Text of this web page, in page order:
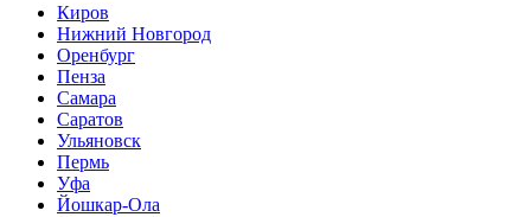
Киров
Нижний Новгород
Оренбург
Пенза
Самара
Саратов
Ульяновск
Пермь
Уфа
Йошкар-Ола